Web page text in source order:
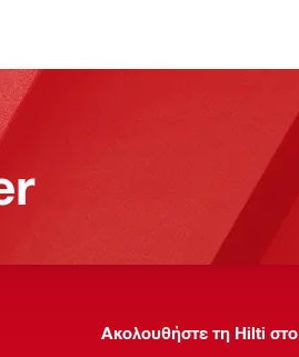
Ακολουθήστε τη Hilti στο